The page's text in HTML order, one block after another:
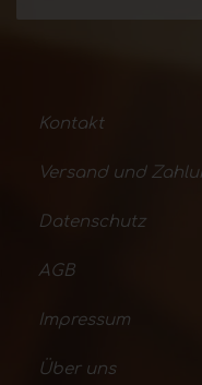
Kontakt
Versand und
Datenschutz
AGB
Impressum
Über uns